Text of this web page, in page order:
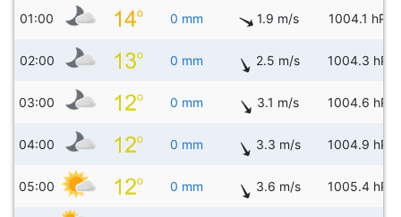
01:00 0 mm 1.9 m/s 1004.1 hPa
02:00 0 mm 2.5 m/s 1004.3 hPa
03:00 0 mm 3.1 m/s 1004.6 hPa
04:00 0 mm 3.3 m/s 1004.9 hPa
05:00 0 mm 3.6 m/s 1005.4 hPa